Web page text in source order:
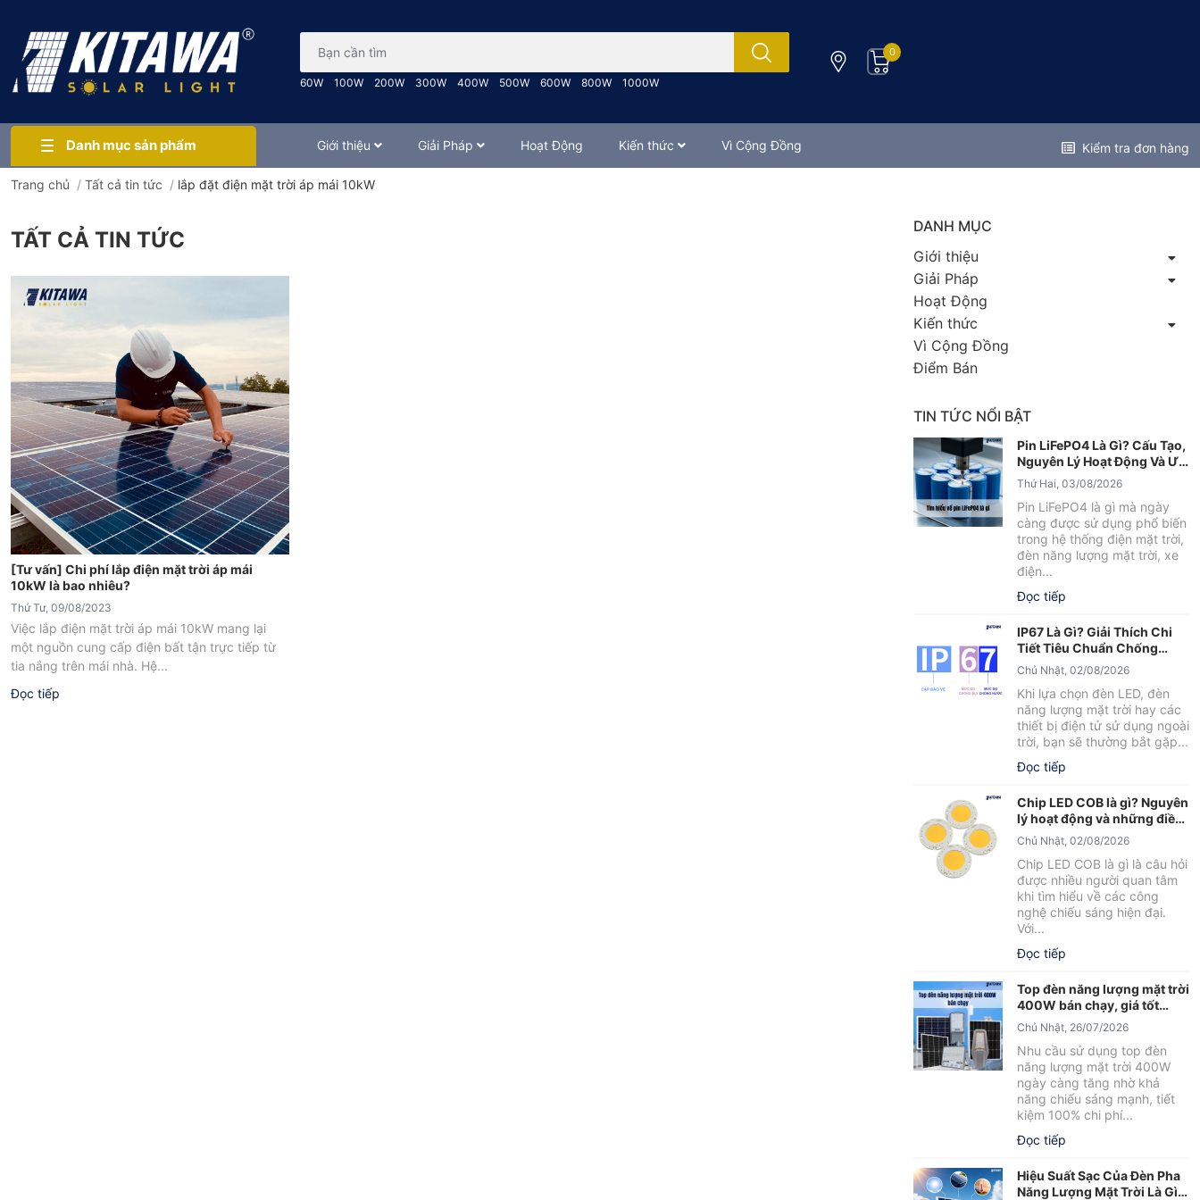
60W 100W 200W 300W 400W 500W 600W 800W 1000W
0
Danh mục sản phẩm Giới thiệu Giải Pháp Hoạt Động Kiến thức Vì Cộng Đồng Kiểm tra đơn hàng
Trang chủ / Tất cả tin tức / lắp đặt điện mặt trời áp mái 10kW
TẤT CẢ TIN TỨC
[Tư vấn] Chi phí lắp điện mặt trời áp mái
10kW là bao nhiêu?
Thứ Tư, 09/08/2023
Việc lắp điện mặt trời áp mái 10kW mang lại
một nguồn cung cấp điện bất tận trực tiếp từ
tia nắng trên mái nhà. Hệ...
Đọc tiếp
DANH MỤC
Giới thiệu
Giải Pháp
Hoạt Động
Kiến thức
Vì Cộng Đồng
Điểm Bán
TIN TỨC NỔI BẬT
Pin LiFePO4 Là Gì? Cấu Tạo,
Nguyên Lý Hoạt Động Và Ưu
Điểm Nổi Bật
Thứ Hai, 03/08/2026
Pin LiFePO4 là gì mà ngày
càng được sử dụng phổ biến
trong hệ thống điện mặt trời,
đèn năng lượng mặt trời, xe
điện...
Đọc tiếp
IP67 Là Gì? Giải Thích Chi
Tiết Tiêu Chuẩn Chống
Nước IP67
Chủ Nhật, 02/08/2026
Khi lựa chọn đèn LED, đèn
năng lượng mặt trời hay các
thiết bị điện tử sử dụng ngoài
trời, bạn sẽ thường bắt gặp...
Đọc tiếp
Chip LED COB là gì? Nguyên
lý hoạt động và những điều
cần biết
Chủ Nhật, 02/08/2026
Chip LED COB là gì là câu hỏi
được nhiều người quan tâm
khi tìm hiểu về các công
nghệ chiếu sáng hiện đại.
Với...
Đọc tiếp
Top đèn năng lượng mặt trời
400W bán chạy, giá tốt
2026
Chủ Nhật, 26/07/2026
Nhu cầu sử dụng top đèn
năng lượng mặt trời 400W
ngày càng tăng nhờ khả
năng chiếu sáng mạnh, tiết
kiệm 100% chi phí...
Đọc tiếp
Hiệu Suất Sạc Của Đèn Pha
Năng Lượng Mặt Trời Là Gì?